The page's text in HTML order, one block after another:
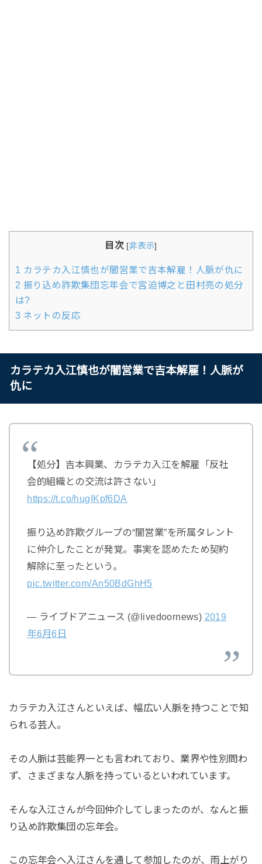
目次 [非表示]
1 カラテカ入江慎也が闇営業で吉本解雇！人脈が仇に
2 振り込め詐欺集団忘年会で宮迫博之と田村亮の処分
は?
3 ネットの反応
カラテカ入江慎也が闇営業で吉本解雇！人脈が
仇に
【処分】吉本興業、カラテカ入江を解雇「反社
会的組織との交流は許さない」
https://t.co/hugIKpf6DA
振り込め詐欺グループの“闇営業”を所属タレント
に仲介したことが発覚。事実を認めたため契約
解除に至ったという。
pic.twitter.com/An50BdGhH5
— ライブドアニュース (@livedoornews) 2019
年6月6日
カラテカ入江さんといえば、幅広い人脈を持つことで知
られる芸人。
その人脈は芸能界一とも言われており、業界や性別問わ
ず、さまざまな人脈を持っているといわれています。
そんな入江さんが今回仲介してしまったのが、なんと振
り込め詐欺集団の忘年会。
この忘年会へ入江さんを通して参加したのが、雨上がり